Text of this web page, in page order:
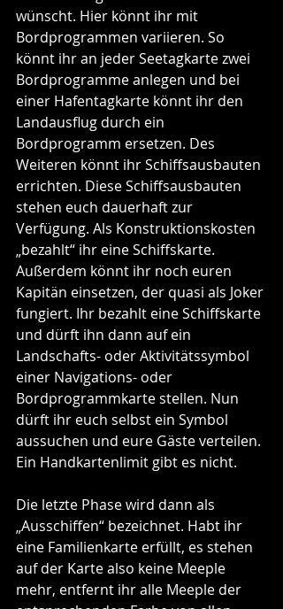
wünscht. Hier könnt ihr mit
Bordprogrammen variieren. So
könnt ihr an jeder Seetagkarte zwei
Bordprogramme anlegen und bei
einer Hafentagkarte könnt ihr den
Landausflug durch ein
Bordprogramm ersetzen. Des
Weiteren könnt ihr Schiffsausbauten
errichten. Diese Schiffsausbauten
stehen euch dauerhaft zur
Verfügung. Als Konstruktionskosten
„bezahlt“ ihr eine Schiffskarte.
Außerdem könnt ihr noch euren
Kapitän einsetzen, der quasi als Joker
fungiert. Ihr bezahlt eine Schiffskarte
und dürft ihn dann auf ein
Landschafts- oder Aktivitätssymbol
einer Navigations- oder
Bordprogrammkarte stellen. Nun
dürft ihr euch selbst ein Symbol
aussuchen und eure Gäste verteilen.
Ein Handkartenlimit gibt es nicht.
Die letzte Phase wird dann als
„Ausschiffen“ bezeichnet. Habt ihr
eine Familienkarte erfüllt, es stehen
auf der Karte also keine Meeple
mehr, entfernt ihr alle Meeple der